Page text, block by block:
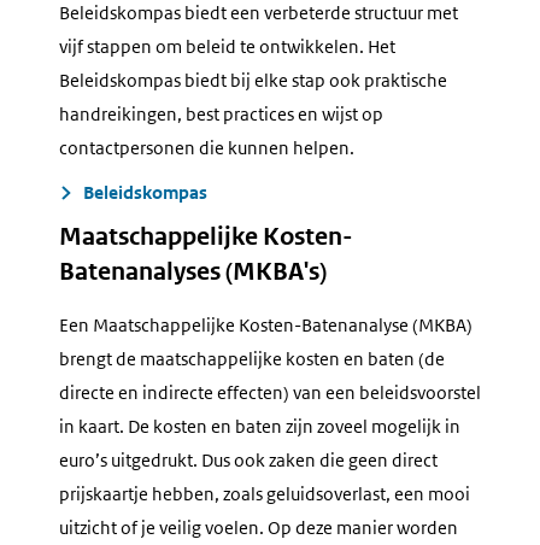
Beleidskompas biedt een verbeterde structuur met
vijf stappen om beleid te ontwikkelen. Het
Beleidskompas biedt bij elke stap ook praktische
handreikingen, best practices en wijst op
contactpersonen die kunnen helpen.
Beleidskompas
Maatschappelijke Kosten-
Batenanalyses (MKBA's)
Een Maatschappelijke Kosten-Batenanalyse (MKBA)
brengt de maatschappelijke kosten en baten (de
directe en indirecte effecten) van een beleidsvoorstel
in kaart. De kosten en baten zijn zoveel mogelijk in
euro’s uitgedrukt. Dus ook zaken die geen direct
prijskaartje hebben, zoals geluidsoverlast, een mooi
uitzicht of je veilig voelen. Op deze manier worden